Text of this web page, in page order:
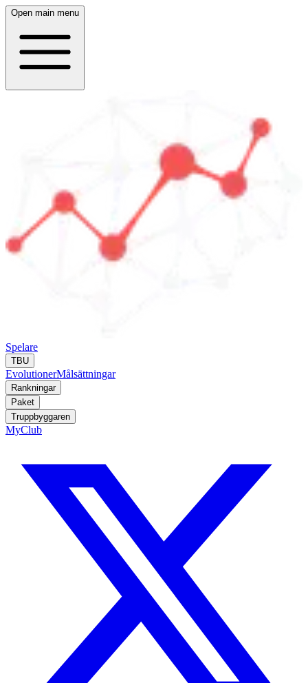
Open main menu
Spelare
TBU
EvolutionerMålsättningar
Rankningar
Paket
Truppbyggaren
MyClub